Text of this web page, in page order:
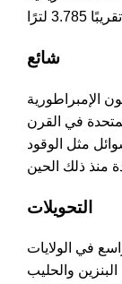
شائع
الإمبراطورية
في القرن
مثل الوقود
التحويلات
في الولايات
والحليب